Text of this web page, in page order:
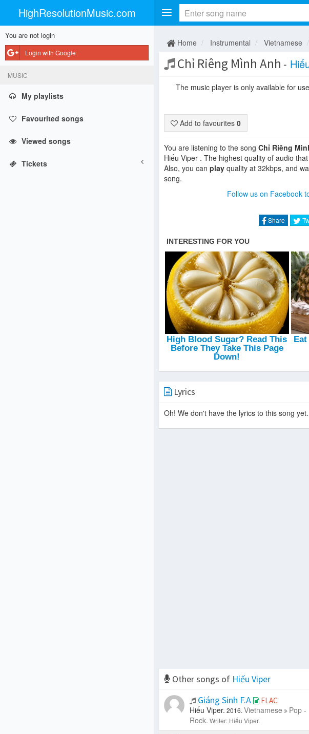
HighResolutionMusic.com
You are not login
Login with Google
MUSIC
My playlists
Favourited songs
Viewed songs
Tickets
Home Instrumental Vietnamese
Chỉ Riêng Mình Anh -
The music player is only available for
Add to favourites 0
You are listening to the song Chỉ Riêng
Hiếu Viper . The highest quality of audio
Also, you can play quality at 32kbps, and
song.
Follow us on Facebook
Share
Lyrics
Oh! We don't have the lyrics to this song yet.
Other songs of Hiếu Viper
Giáng Sinh F.A
FLAC
Hiếu Viper. 2016. Vietnamese
Pop -
Rock. Writer: Hiếu Viper.